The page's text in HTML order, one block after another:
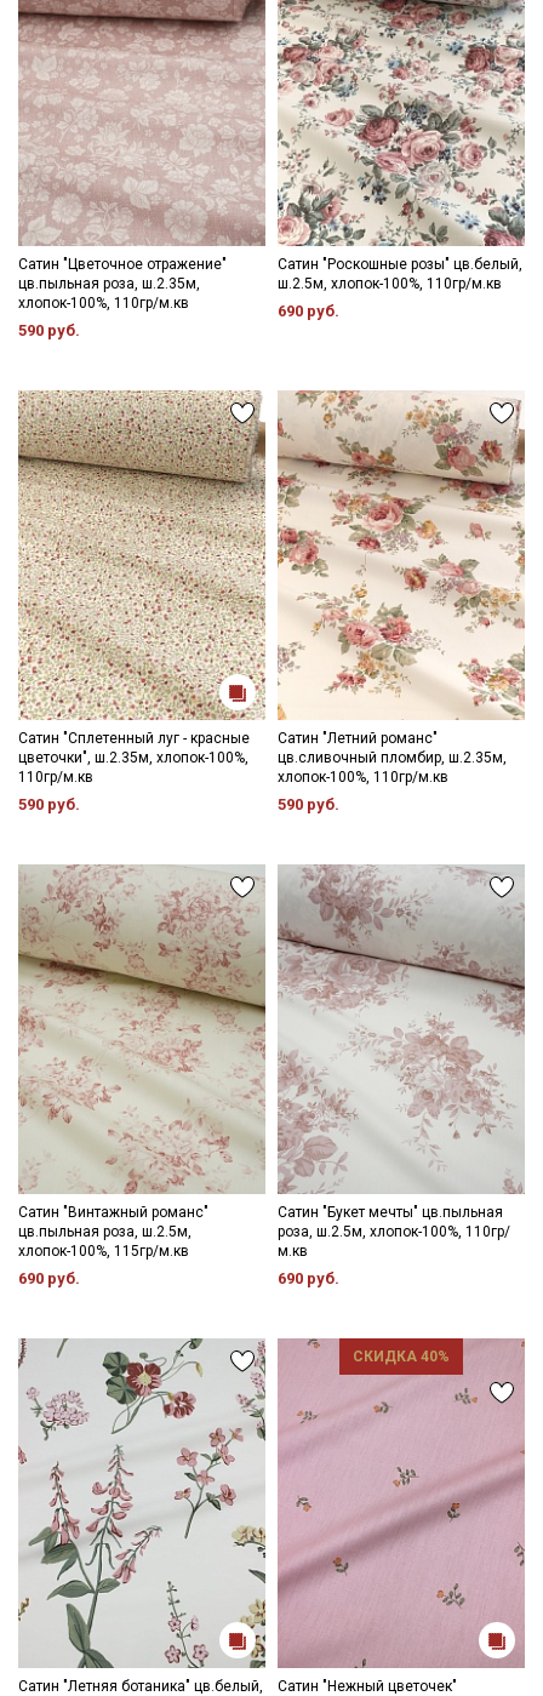
Сатин "Цветочное отражение"
цв.пыльная роза, ш.2.35м,
хлопок-100%, 110гр/м.кв
590 руб.
Сатин "Роскошные розы" цв.белый,
ш.2.5м, хлопок-100%, 110гр/м.кв
690 руб.
Сатин "Сплетенный луг - красные
цветочки", ш.2.35м, хлопок-100%,
110гр/м.кв
590 руб.
Сатин "Летний романс"
цв.сливочный пломбир, ш.2.35м,
хлопок-100%, 110гр/м.кв
590 руб.
Сатин "Винтажный романс"
цв.пыльная роза, ш.2.5м,
хлопок-100%, 115гр/м.кв
690 руб.
Сатин "Букет мечты" цв.пыльная
роза, ш.2.5м, хлопок-100%, 110гр/
м.кв
690 руб.
Сатин "Летняя ботаника" цв.белый,
СКИДКА 40%
Сатин "Нежный цветочек"
Секретная рассылка от Купава
Мы публикуем здесь дополнительные
промокоды и скидки до 30% на узкие
категории тканей
Электронная почта
Подписаться
Ознакомлен(а) сПолитикой обработки персональных
данныхи даюСогласие на обработку персональных
данных
ДаюСогласие на получение рекламных и
информационных рассылок